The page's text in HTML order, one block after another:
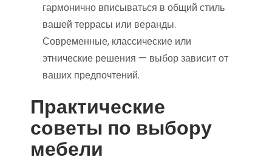
гармонично вписываться в общий стиль
вашей террасы или веранды.
Современные, классические или
этнические решения — выбор зависит от
ваших предпочтений.
Практические
советы по выбору
мебели